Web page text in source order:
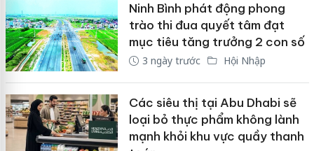
Ninh Bình phát động phong
trào thi đua quyết tâm đạt
mục tiêu tăng trưởng 2 con số
3 ngày trước Hội Nhập
Các siêu thị tại Abu Dhabi sẽ
loại bỏ thực phẩm không lành
mạnh khỏi khu vực quầy thanh